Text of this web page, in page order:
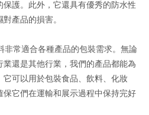
護。此外，它還具有優秀的防水性
產品的損害。
非常適合各種產品的包裝需求。無論
還是其他行業，我們的產品都能為
可以用於包裝食品、飲料、化妝
它們在運輸和展示過程中保持完好